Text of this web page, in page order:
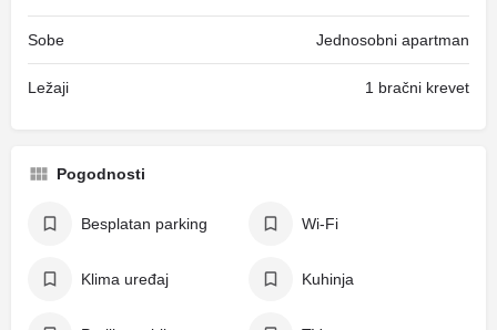
Sobe Jednosobni apartman
Ležaji 1 bračni krevet
Pogodnosti
Besplatan parking Wi-Fi
Klima uređaj Kuhinja